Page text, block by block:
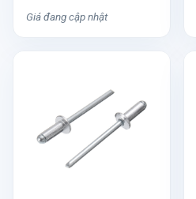
Giá đang cập nhật